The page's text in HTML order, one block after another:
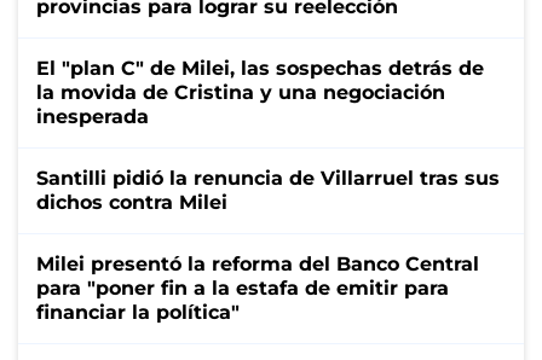
provincias para lograr su reelección
El "plan C" de Milei, las sospechas detrás de
la movida de Cristina y una negociación
inesperada
Santilli pidió la renuncia de Villarruel tras sus
dichos contra Milei
Milei presentó la reforma del Banco Central
para "poner fin a la estafa de emitir para
financiar la política"